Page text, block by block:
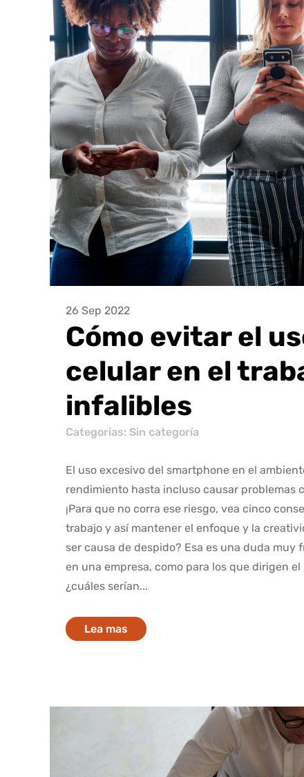
26 Sep 2022
Cómo evitar el
celular en el
infalibles
Categorias: Sin categoría
El uso excesivo del smartphone en el
rendimiento hasta incluso causar problemas
¡Para que no corra ese riesgo, vea cinco
trabajo y así mantener el enfoque y la
ser causa de despido? Esa es una duda
en una empresa, como para los que dirigen
¿cuáles serían...
Lea mas